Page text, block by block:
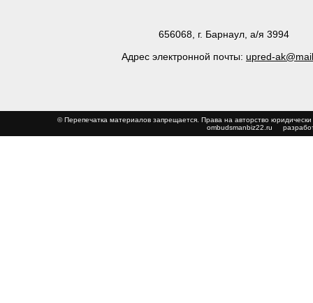
656068, г. Барнаул, а/я 3994
Адрес электронной почты: upred-
© Перепечатка материалов запрещается. Права на авторство
ombudsmanbiz22.ru